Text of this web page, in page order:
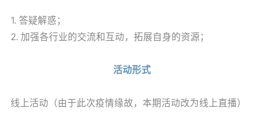
1. 答疑解惑；
2. 加强各行业的交流和互动，拓展自身的资源；
活动形式
线上活动（由于此次疫情缘故，本期活动改为线上直播）